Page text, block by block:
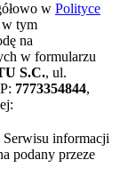
w Polityce
w tym
na
w formularzu
S.C., ul.
7773354844,
informacji
podany przeze